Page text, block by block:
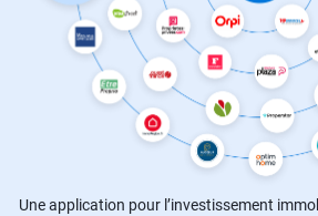
Une application pour l’investissement